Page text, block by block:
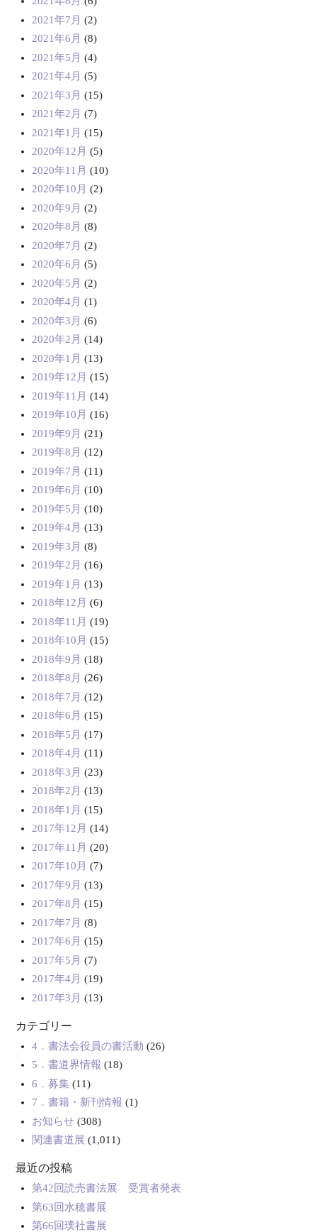
2021年7月 (2)
2021年6月 (8)
2021年5月 (4)
2021年4月 (5)
2021年3月 (15)
2021年2月 (7)
2021年1月 (15)
2020年12月 (5)
2020年11月 (10)
2020年10月 (2)
2020年9月 (2)
2020年8月 (8)
2020年7月 (2)
2020年6月 (5)
2020年5月 (2)
2020年4月 (1)
2020年3月 (6)
2020年2月 (14)
2020年1月 (13)
2019年12月 (15)
2019年11月 (14)
2019年10月 (16)
2019年9月 (21)
2019年8月 (12)
2019年7月 (11)
2019年6月 (10)
2019年5月 (10)
2019年4月 (13)
2019年3月 (8)
2019年2月 (16)
2019年1月 (13)
2018年12月 (6)
2018年11月 (19)
2018年10月 (15)
2018年9月 (18)
2018年8月 (26)
2018年7月 (12)
2018年6月 (15)
2018年5月 (17)
2018年4月 (11)
2018年3月 (23)
2018年2月 (13)
2018年1月 (15)
2017年12月 (14)
2017年11月 (20)
2017年10月 (7)
2017年9月 (13)
2017年8月 (15)
2017年7月 (8)
2017年6月 (15)
2017年5月 (7)
2017年4月 (19)
2017年3月 (13)
カテゴリー
4．書法会役員の書活動 (26)
5．書道界情報 (18)
6．募集(11)
7．書籍・新刊情報 (1)
お知らせ(308)
関連書道展 (1,011)
最近の投稿
第42回読売書法展 受賞者発表
第63回水穂書展
第66回璞社書展